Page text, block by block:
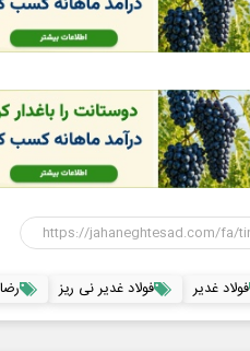
فولاد غدیر فولاد غدیر نی ریز